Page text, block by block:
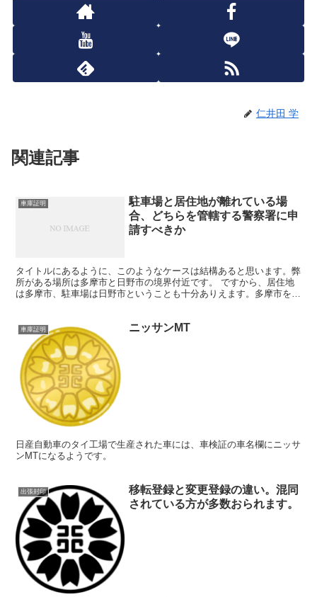
仁井田 学
関連記事
車庫証明
駐車場と居住地が離れている場
合、どちらを管轄する警察署に申
請すべきか
タイトルにあるように、このようなケースは結構あると思います。弊
所がある場所は多摩市と日野市の境界付近です。 ですから、居住地
は多摩市、駐車場は日野市ということも十分ありえます。多摩市を管
車庫証明 ニッサンMT
日産自動車のタイ工場で生産された車には、車検証の車名欄にニッサ
ンMTになるようです。
出張封印
移転登録と変更登録の違い。混同
されている方が多数おられます。